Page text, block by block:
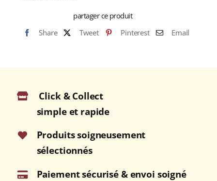
partager ce produit
Share
Tweet Pinterest Email
Click & Collect
simple et rapide
Produits soigneusement
sélectionnés
Paiement sécurisé & envoi soigné